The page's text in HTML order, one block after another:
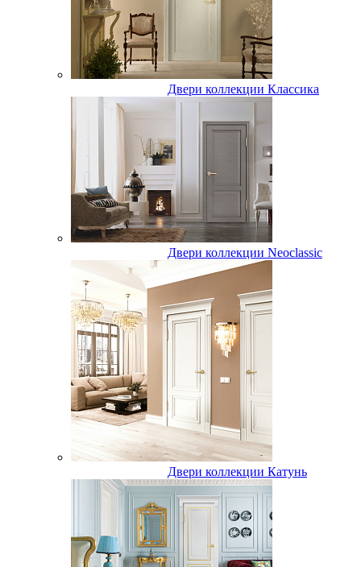
Двери коллекции Классика
Двери коллекции Neoclassic
Двери коллекции Катунь